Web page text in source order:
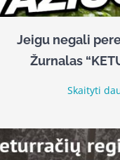
Jeigu negali
Žurnalas
Skaityti